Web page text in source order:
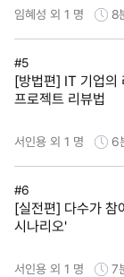
임혜성 외 1 명 8
#5
[방법편] IT 기업의
프로젝트 리뷰법
서인용 외 1 명 6
#6
[실전편] 다수가 참
시나리오'
서인용 외 1 명 7